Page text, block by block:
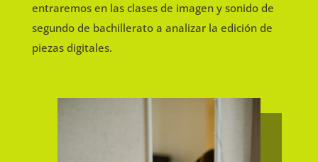
entraremos en las clases de imagen y sonido de
segundo de bachillerato a analizar la edición de
piezas digitales.